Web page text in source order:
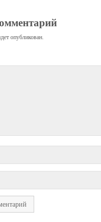
опубликован.